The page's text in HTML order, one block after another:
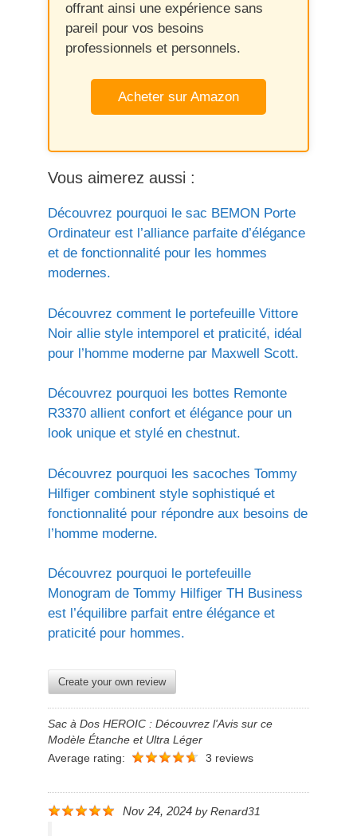
offrant ainsi une expérience sans
pareil pour vos besoins
professionnels et personnels.
Acheter sur Amazon
Vous aimerez aussi :
Découvrez pourquoi le sac BEMON Porte
Ordinateur est l’alliance parfaite d’élégance
et de fonctionnalité pour les hommes
modernes.
Découvrez comment le portefeuille Vittore
Noir allie style intemporel et praticité, idéal
pour l’homme moderne par Maxwell Scott.
Découvrez pourquoi les bottes Remonte
R3370 allient confort et élégance pour un
look unique et stylé en chestnut.
Découvrez pourquoi les sacoches Tommy
Hilfiger combinent style sophistiqué et
fonctionnalité pour répondre aux besoins de
l’homme moderne.
Découvrez pourquoi le portefeuille
Monogram de Tommy Hilfiger TH Business
est l’équilibre parfait entre élégance et
praticité pour hommes.
Create your own review
Sac à Dos HEROIC : Découvrez l'Avis sur ce
Modèle Étanche et Ultra Léger
Average rating:
3 reviews
Nov 24, 2024 by Renard31